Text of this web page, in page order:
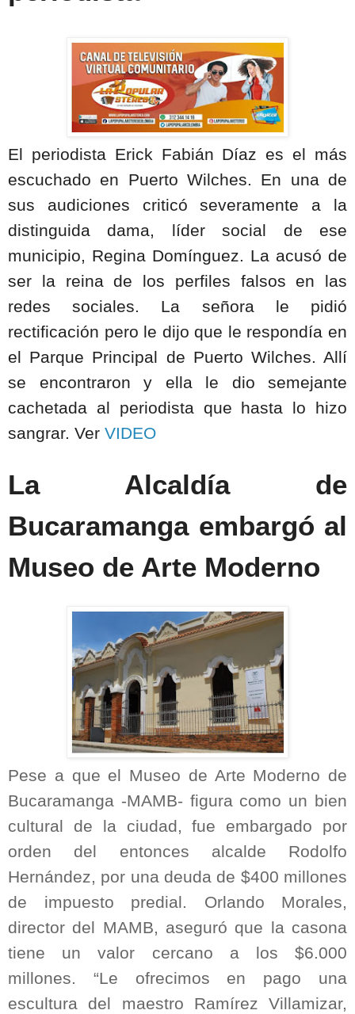
El periodista Erick Fabián Díaz es el más
escuchado en Puerto Wilches. En una de
sus audiciones criticó severamente a la
distinguida dama, líder social de ese
municipio, Regina Domínguez. La acusó de
ser la reina de los perfiles falsos en las
redes sociales. La señora le pidió
rectificación pero le dijo que le respondía en
el Parque Principal de Puerto Wilches. Allí
se encontraron y ella le dio semejante
cachetada al periodista que hasta lo hizo
sangrar. Ver VIDEO
La Alcaldía de
Bucaramanga embargó al
Museo de Arte Moderno
Pese a que el Museo de Arte Moderno de
Bucaramanga -MAMB- figura como un bien
cultural de la ciudad, fue embargado por
orden del entonces alcalde Rodolfo
Hernández, por una deuda de $400 millones
de impuesto predial. Orlando Morales,
director del MAMB, aseguró que la casona
tiene un valor cercano a los $6.000
millones. “Le ofrecimos en pago una
escultura del maestro Ramírez Villamizar,